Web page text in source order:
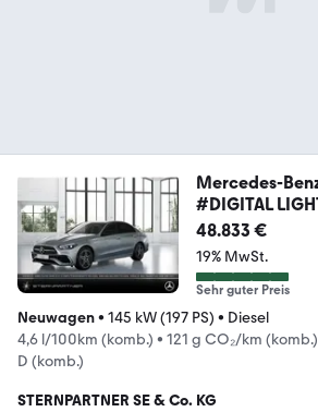
Mercedes-
#DIGITAL
#MEMORY
48.833 €
19% MwSt.
Sehr guter Preis
Neuwagen• 145 kW (197 PS) • Diesel
4,6 l/100km (komb.) • 121 g CO₂/km (komb.)
D (komb.)
STERNPARTNER SE & Co. KG